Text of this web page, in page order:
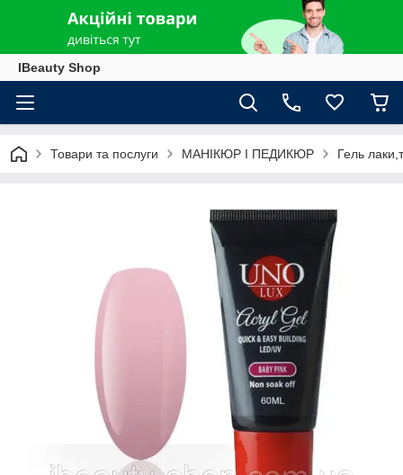
IBeauty Shop
Товари та послуги МАНІКЮР І ПЕДИКЮР Гель